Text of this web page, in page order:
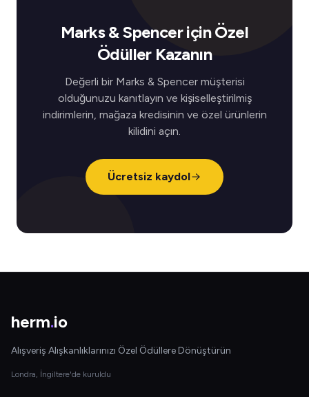
Marks & Spencer için Özel
Ödüller Kazanın
Değerli bir Marks & Spencer müşterisi
olduğunuzu kanıtlayın ve kişiselleştirilmiş
indirimlerin, mağaza kredisinin ve özel ürünlerin
kilidini açın.
Ücretsiz kaydol
herm.io
Alışveriş Alışkanlıklarınızı Özel Ödüllere Dönüştürün
Londra, İngiltere'de kuruldu